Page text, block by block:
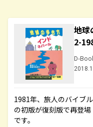
地球
2-
D-
1981年、旅人のバイブ
の初版が復刻版で再登
です。